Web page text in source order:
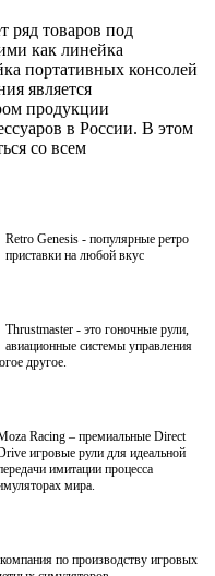
товаров под
как линейка
портативных консолей
является
продукции
в России. В этом
со всем
Retro Genesis - популярные ретро
приставки на любой вкус
Thrustmaster - это гоночные рули,
авиационные системы управления
другое.
Racing – премиальные Direct
игровые рули для идеальной
имитации процесса
мира.
по производству игровых